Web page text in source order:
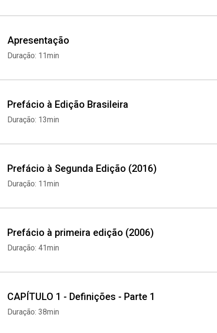
Apresentação
Duração: 11min
Prefácio à Edição Brasileira
Duração: 13min
Prefácio à Segunda Edição (2016)
Duração: 11min
Prefácio à primeira edição (2006)
Duração: 41min
CAPÍTULO 1 - Definições - Parte 1
Duração: 38min